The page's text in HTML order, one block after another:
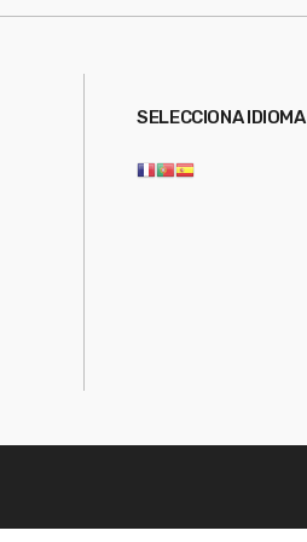
SELECCIONA IDIOMA